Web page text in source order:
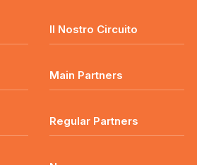
Il Nostro Circuito
Main Partners
Regular Partners